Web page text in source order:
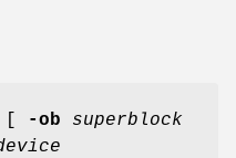
-ob
superblock